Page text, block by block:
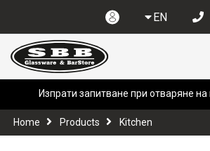
EN
Изпрати запитване при отваряне на
Home Products Kitchen